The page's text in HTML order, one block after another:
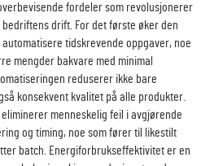
fordeler som revolusjonerer
drift. For det første øker den
tidskrevende oppgaver, noe
mengder bakvare med minimal
reduserer ikke bare
konsekvent kvalitet på alle produkter.
menneskelig feil i avgjørende
og timing, noe som fører til likestilt
batch. Energiforbrukseffektivitet er en